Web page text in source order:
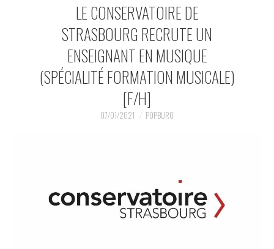
MUSIQUESACTUELLES.NET
GABBA GABBA HEY !
LES LABELS
LE CONSERVATOIRE DE
STRASBOURG RECRUTE UN
ENSEIGNANT EN MUSIQUE
(SPÉCIALITÉ FORMATION MUSICALE)
[F/H]
07/01/2021 POPBURO